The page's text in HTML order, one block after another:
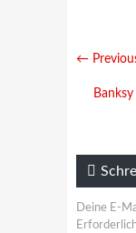
←
Deine E-